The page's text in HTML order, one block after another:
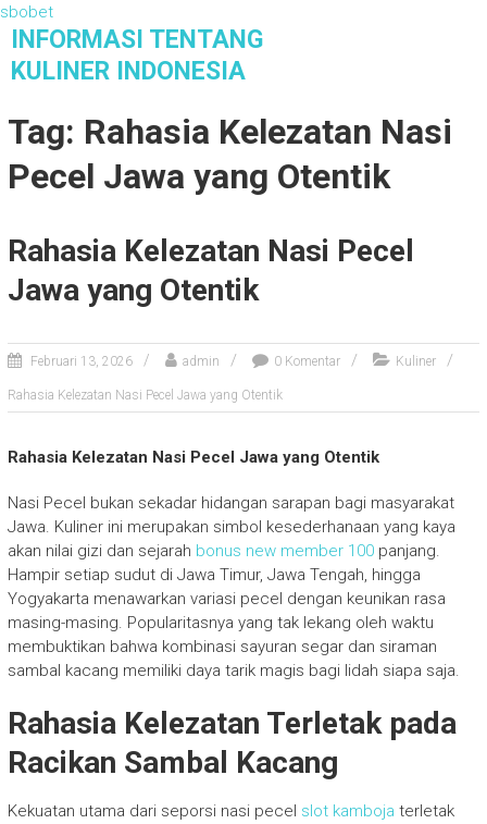
sbobet
INFORMASI TENTANG
KULINER INDONESIA
Tag: Rahasia Kelezatan Nasi
Pecel Jawa yang Otentik
Rahasia Kelezatan Nasi Pecel
Jawa yang Otentik
Februari 13, 2026 admin 0 Komentar Kuliner
Rahasia Kelezatan Nasi Pecel Jawa yang Otentik
Rahasia Kelezatan Nasi Pecel Jawa yang Otentik
Nasi Pecel bukan sekadar hidangan sarapan bagi masyarakat
Jawa. Kuliner ini merupakan simbol kesederhanaan yang kaya
akan nilai gizi dan sejarah bonus new member 100panjang.
Hampir setiap sudut di Jawa Timur, Jawa Tengah, hingga
Yogyakarta menawarkan variasi pecel dengan keunikan rasa
masing-masing. Popularitasnya yang tak lekang oleh waktu
membuktikan bahwa kombinasi sayuran segar dan siraman
sambal kacang memiliki daya tarik magis bagi lidah siapa saja.
Rahasia Kelezatan Terletak pada
Racikan Sambal Kacang
Kekuatan utama dari seporsi nasi pecel slot kamboja terletak